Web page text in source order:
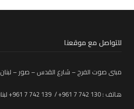
للتواصل مع موقعنا
مبنى صوت الفرح – شارع القدس – صور – لبنان
هاتف : 130 742 7 961+ / 139 742 7 961+ لبنان